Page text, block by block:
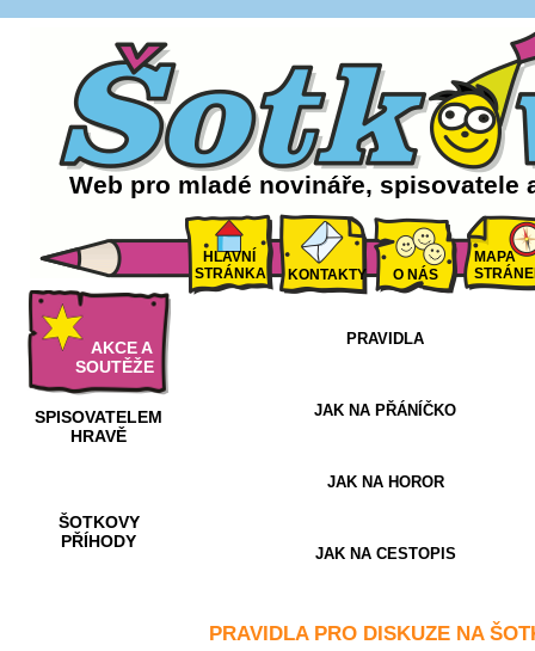
Web pro mladé novináře, spisovatele
HLAVNÍ
STRÁNKA
KONTAKTY O NÁS
MAPA
AKCE A
SOUTĚŽE
SPISOVATELEM
HRAVĚ
ŠOTKOVY
PŘÍHODY
PRAVIDLA
JAK NA PŘÁNÍČKO
JAK NA HOROR
JAK NA CESTOPIS
PRAVIDLA PRO DISKUZE NA